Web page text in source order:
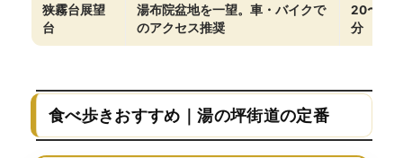
狭霧台展望
台
湯布院盆地を一望。車・バイクで
のアクセス推奨
20〜30
分
食べ歩きおすすめ｜湯の坪街道の定番